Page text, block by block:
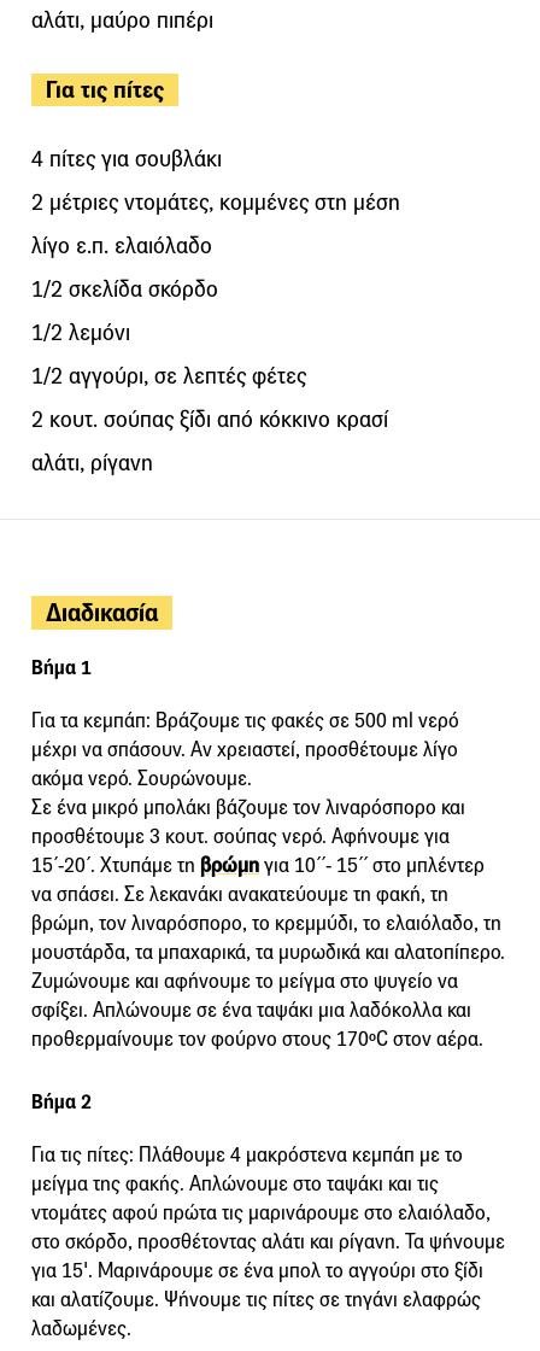
αλάτι, μαύρο πιπέρι
Για τις πίτες
4 πίτες για σουβλάκι
2 μέτριες ντομάτες, κομμένες στη μέση
λίγο ε.π. ελαιόλαδο
1/2 σκελίδα σκόρδο
1/2 λεμόνι
1/2 αγγούρι, σε λεπτές φέτες
2 κουτ. σούπας ξίδι από κόκκινο κρασί
αλάτι, ρίγανη
Διαδικασία
Βήμα 1
Για τα κεμπάπ: Βράζουμε τις φακές σε 500 ml νερό
μέχρι να σπάσουν. Αν χρειαστεί, προσθέτουμε λίγο
ακόμα νερό. Σουρώνουμε.
Σε ένα μικρό μπολάκι βάζουμε τον λιναρόσπορο και
προσθέτουμε 3 κουτ. σούπας νερό. Αφήνουμε για
15΄-20΄. Χτυπάμε τη βρώμηγια 10΄΄- 15΄΄ στο μπλέντερ
να σπάσει. Σε λεκανάκι ανακατεύουμε τη φακή, τη
βρώμη, τον λιναρόσπορο, το κρεμμύδι, το ελαιόλαδο, τη
μουστάρδα, τα μπαχαρικά, τα μυρωδικά και αλατοπίπερο.
Ζυμώνουμε και αφήνουμε το μείγμα στο ψυγείο να
σφίξει. Απλώνουμε σε ένα ταψάκι μια λαδόκολλα και
προθερμαίνουμε τον φούρνο στους 170ºC στον αέρα.
Βήμα 2
Για τις πίτες: Πλάθουμε 4 μακρόστενα κεμπάπ με το
μείγμα της φακής. Απλώνουμε στο ταψάκι και τις
ντομάτες αφού πρώτα τις μαρινάρουμε στο ελαιόλαδο,
στο σκόρδο, προσθέτοντας αλάτι και ρίγανη. Τα ψήνουμε
για 15'. Μαρινάρουμε σε ένα μπολ το αγγούρι στο ξίδι
και αλατίζουμε. Ψήνουμε τις πίτες σε τηγάνι ελαφρώς
λαδωμένες.